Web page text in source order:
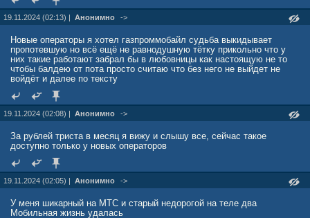
19.11.2024 (02:13) | Анонимно ->
Новые операторы я хотел газпроммобайл судьба выкидывает
пропотевшую но всё ещё не равнодушную тётку прикольно что у
них такие работают забрал бы в любовницы как настоящую не то
чтобы балдею от пота просто считаю что без него не выйдет не
войдёт и далее по тексту
19.11.2024 (02:08) | Анонимно ->
За рублей триста в месяц я вижу и слышу все, сейчас такое
доступно только у новых операторов
19.11.2024 (02:05) | Анонимно ->
У меня шикарный на МТС и старый недорогой на теле два
Мобильная жизнь удалась